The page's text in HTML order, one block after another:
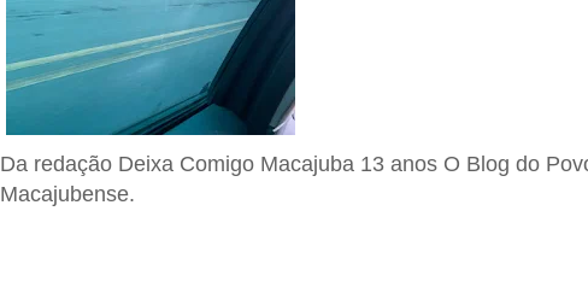
Da redação Deixa Comigo Macajuba 13 anos O Blog do
Macajubense.